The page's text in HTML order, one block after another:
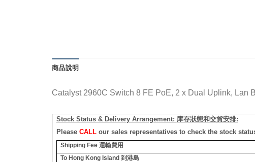
商品說明
Catalyst 2960C Switch 8 FE PoE, 2 x Dual Uplink, Lan
Stock Status & Delivery Arrangement: 庫存狀態和交貨安排:
Please CALLour sales representatives to check the stock
Shipping Fee 運輸費用
To Hong Kong Island 到港島